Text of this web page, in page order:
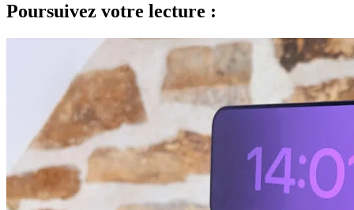
Poursuivez votre lecture :